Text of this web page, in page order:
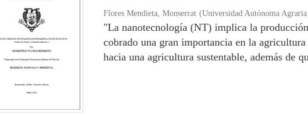
Flores Mendieta, Monserrat (Universidad Autónoma
"La nanotecnología (NT) implica la
cobrado una gran importancia en la
hacia una agricultura sustentable, además de